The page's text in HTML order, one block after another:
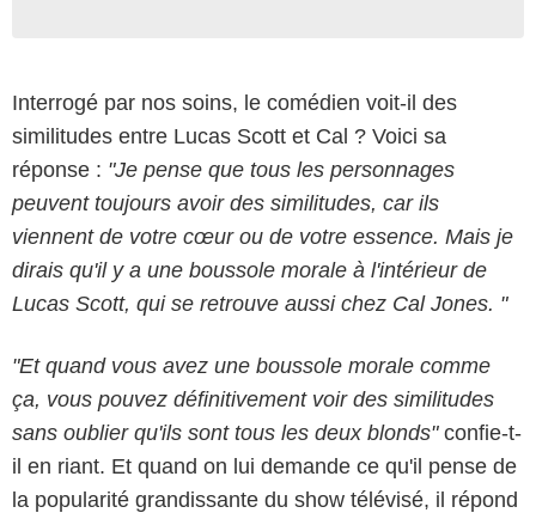
Interrogé par nos soins, le comédien voit-il des
similitudes entre Lucas Scott et Cal ? Voici sa
réponse : "Je pense que tous les personnages
peuvent toujours avoir des similitudes, car ils
viennent de votre cœur ou de votre essence. Mais je
dirais qu'il y a une boussole morale à l'intérieur de
Lucas Scott, qui se retrouve aussi chez Cal Jones. "
"Et quand vous avez une boussole morale comme
ça, vous pouvez définitivement voir des similitudes
sans oublier qu'ils sont tous les deux blonds" confie-t-
il en riant. Et quand on lui demande ce qu'il pense de
la popularité grandissante du show télévisé, il répond